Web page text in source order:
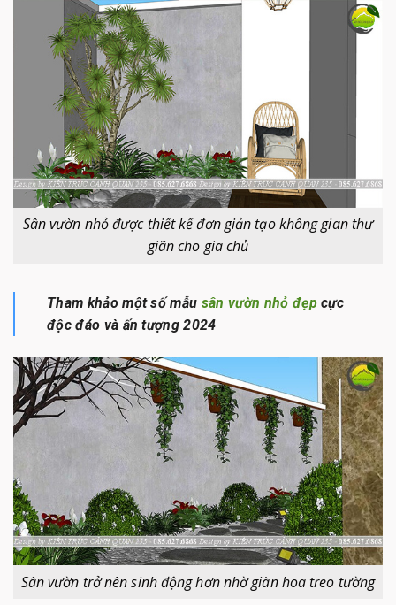
Sân vườn nhỏ được thiết kế đơn giản tạo không gian thư
giãn cho gia chủ
Tham khảo một số mẫu sân vườn nhỏ đẹpcực
độc đáo và ấn tượng 2024
Sân vườn trở nên sinh động hơn nhờ giàn hoa treo tường